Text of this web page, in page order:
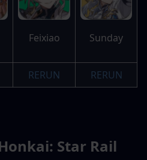
Feixiao Sunday
RERUN RERUN
Star Rail